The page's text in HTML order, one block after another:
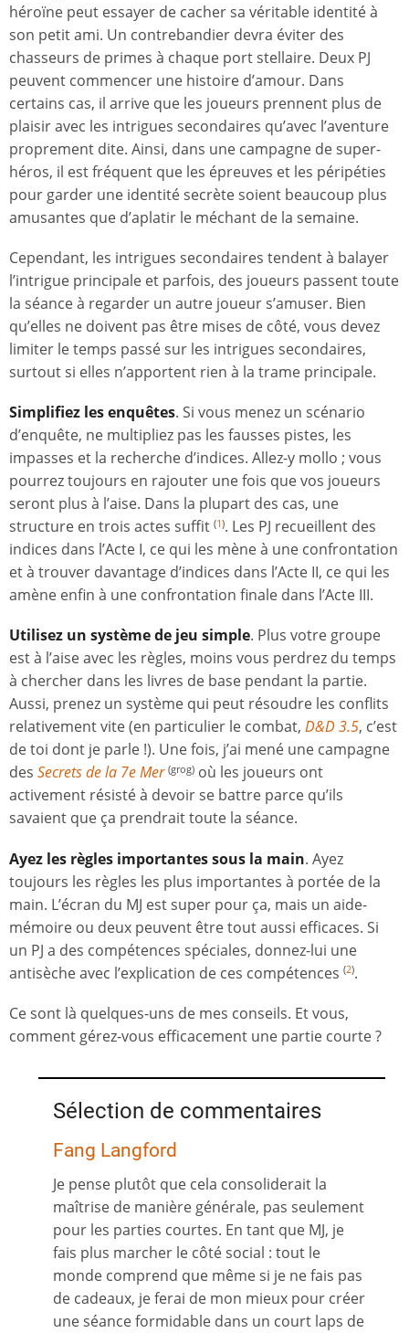
héroïne peut essayer de cacher sa véritable identité à
son petit ami. Un contrebandier devra éviter des
chasseurs de primes à chaque port stellaire. Deux PJ
peuvent commencer une histoire d’amour. Dans
certains cas, il arrive que les joueurs prennent plus de
plaisir avec les intrigues secondaires qu’avec l’aventure
proprement dite. Ainsi, dans une campagne de super-
héros, il est fréquent que les épreuves et les péripéties
pour garder une identité secrète soient beaucoup plus
amusantes que d’aplatir le méchant de la semaine.
Cependant, les intrigues secondaires tendent à balayer
l’intrigue principale et parfois, des joueurs passent toute
la séance à regarder un autre joueur s’amuser. Bien
qu’elles ne doivent pas être mises de côté, vous devez
limiter le temps passé sur les intrigues secondaires,
surtout si elles n’apportent rien à la trame principale.
Simplifiez les enquêtes. Si vous menez un scénario
d’enquête, ne multipliez pas les fausses pistes, les
impasses et la recherche d’indices. Allez-y mollo ; vous
pourrez toujours en rajouter une fois que vos joueurs
seront plus à l’aise. Dans la plupart des cas, une
structure en trois actes suffit (1). Les PJ recueillent des
indices dans l’Acte I, ce qui les mène à une confrontation
et à trouver davantage d’indices dans l’Acte II, ce qui les
amène enfin à une confrontation finale dans l’Acte III.
Utilisez un système de jeu simple. Plus votre groupe
est à l’aise avec les règles, moins vous perdrez du temps
à chercher dans les livres de base pendant la partie.
Aussi, prenez un système qui peut résoudre les conflits
relativement vite (en particulier le combat, D&D 3.5, c’est
de toi dont je parle !). Une fois, j’ai mené une campagne
des Secrets de la 7e Mer (grog) où les joueurs ont
activement résisté à devoir se battre parce qu’ils
savaient que ça prendrait toute la séance.
Ayez les règles importantes sous la main. Ayez
toujours les règles les plus importantes à portée de la
main. L’écran du MJ est super pour ça, mais un aide-
mémoire ou deux peuvent être tout aussi efficaces. Si
un PJ a des compétences spéciales, donnez-lui une
antisèche avec l’explication de ces compétences (2).
Ce sont là quelques-uns de mes conseils. Et vous,
comment gérez-vous efficacement une partie courte ?
Sélection de commentaires
Fang Langford
Je pense plutôt que cela consoliderait la
maîtrise de manière générale, pas seulement
pour les parties courtes. En tant que MJ, je
fais plus marcher le côté social : tout le
monde comprend que même si je ne fais pas
de cadeaux, je ferai de mon mieux pour créer
une séance formidable dans un court laps de